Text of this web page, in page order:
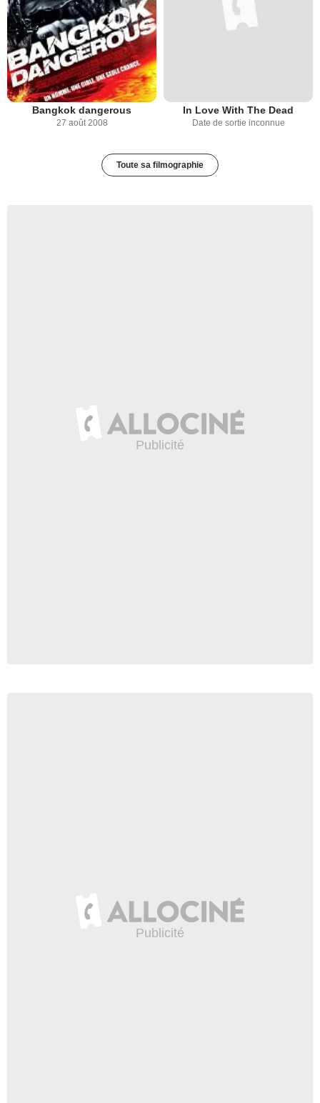
Bangkok dangerous
27 août 2008
In Love With The Dead
Date de sortie inconnue
Toute sa filmographie